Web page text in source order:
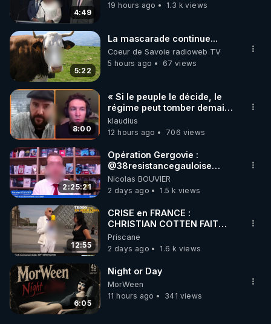
4:49
19 hours ago
1.3 k views
5:22
La mascarade continue...
Coeur de Savoie radioweb TV
5 hours ago
67 views
8:00
« Si le peuple le décide, le
régime peut tomber demain !
»
klaudius
12 hours ago
706 views
2:25:21
Opération Gergovie :
‪@38resistancegauloise‬
‪@MarionSigautOfficiel‬
‪@gladysriifard5710‬ Laëtitia
Nicolas BOUVIER
2 days ago
1.5 k views
12:55
CRISE en FRANCE :
CHRISTIAN COTTEN FAIT
une étrange découverte
Priscane
2 days ago
1.6 k views
6:05
Night or Day
MorWeen
11 hours ago
341 views